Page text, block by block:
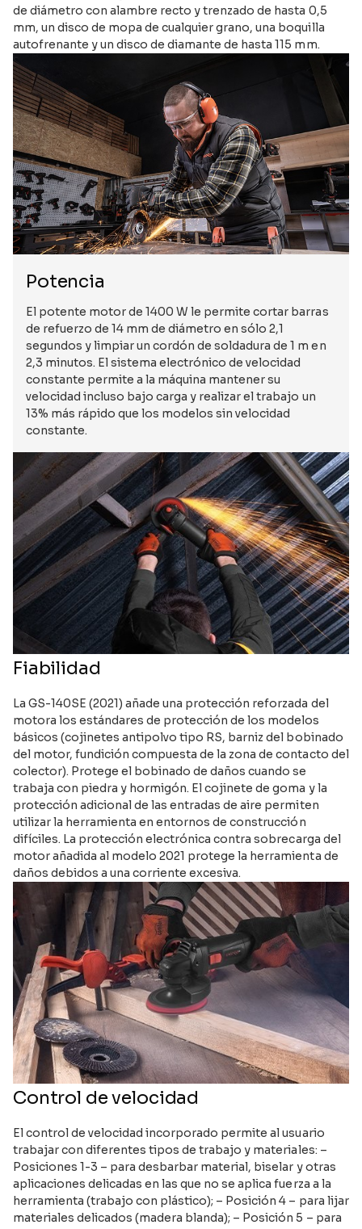
de diámetro con alambre recto y trenzado de hasta 0,5
mm, un disco de mopa de cualquier grano, una boquilla
autofrenante y un disco de diamante de hasta 115 mm.
Potencia
El potente motor de 1400 W le permite cortar barras
de refuerzo de 14 mm de diámetro en sólo 2,1
segundos y limpiar un cordón de soldadura de 1 m en
2,3 minutos. El sistema electrónico de velocidad
constante permite a la máquina mantener su
velocidad incluso bajo carga y realizar el trabajo un
13% más rápido que los modelos sin velocidad
constante.
Fiabilidad
La GS-140SE (2021) añade una protección reforzada del
motora los estándares de protección de los modelos
básicos (cojinetes antipolvo tipo RS, barniz del bobinado
del motor, fundición compuesta de la zona de contacto del
colector). Protege el bobinado de daños cuando se
trabaja con piedra y hormigón. El cojinete de goma y la
protección adicional de las entradas de aire permiten
utilizar la herramienta en entornos de construcción
difíciles. La protección electrónica contra sobrecarga del
motor añadida al modelo 2021 protege la herramienta de
daños debidos a una corriente excesiva.
Control de velocidad
El control de velocidad incorporado permite al usuario
trabajar con diferentes tipos de trabajo y materiales: –
Posiciones 1-3 – para desbarbar material, biselar y otras
aplicaciones delicadas en las que no se aplica fuerza a la
herramienta (trabajo con plástico); – Posición 4 – para lijar
materiales delicados (madera blanda); – Posición 5 – para